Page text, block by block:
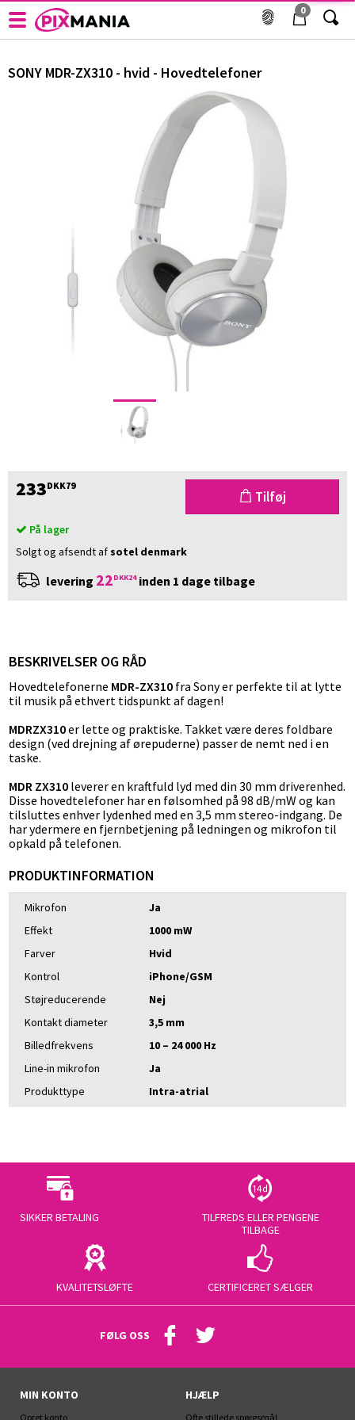
0
hvid - Hovedtelefoner
SONY MDR-ZX310 - hvid - Hovedtelefoner
233DKK79
Tilføj
På lager
Solgt og afsendt af sotel denmark
levering 22DKK24inden 1 dage tilbage
BESKRIVELSER OG RÅD
Hovedtelefonerne MDR-ZX310 fra Sony er perfekte til at lytte
til musik på ethvert tidspunkt af dagen!
MDRZX310er lette og praktiske. Takket være deres foldbare
design (ved drejning af ørepuderne) passer de nemt ned i en
taske.
MDR ZX310 leverer en kraftfuld lyd med din 30 mm driverenhed.
Disse hovedtelefoner har en følsomhed på 98 dB/mW og kan
tilsluttes enhver lydenhed med en 3,5 mm stereo-indgang. De
har ydermere en fjernbetjening på ledningen og mikrofon til
opkald på telefonen.
PRODUKTINFORMATION
Mikrofon
Ja
Effekt
1000 mW
Farver
Hvid
Kontrol
iPhone/GSM
Støjreducerende
Nej
Kontakt diameter
3,5 mm
Billedfrekvens
10 – 24 000 Hz
Line-in mikrofon
Ja
Produkttype
Intra-atrial
SIKKER BETALING
TILFREDS ELLER PENGENE
TILBAGE
KVALITETSLØFTE CERTIFICERET SÆLGER
FØLG OSS
MIN KONTO
Opret konto
HJÆLP
Ofte stillede spørgsmål